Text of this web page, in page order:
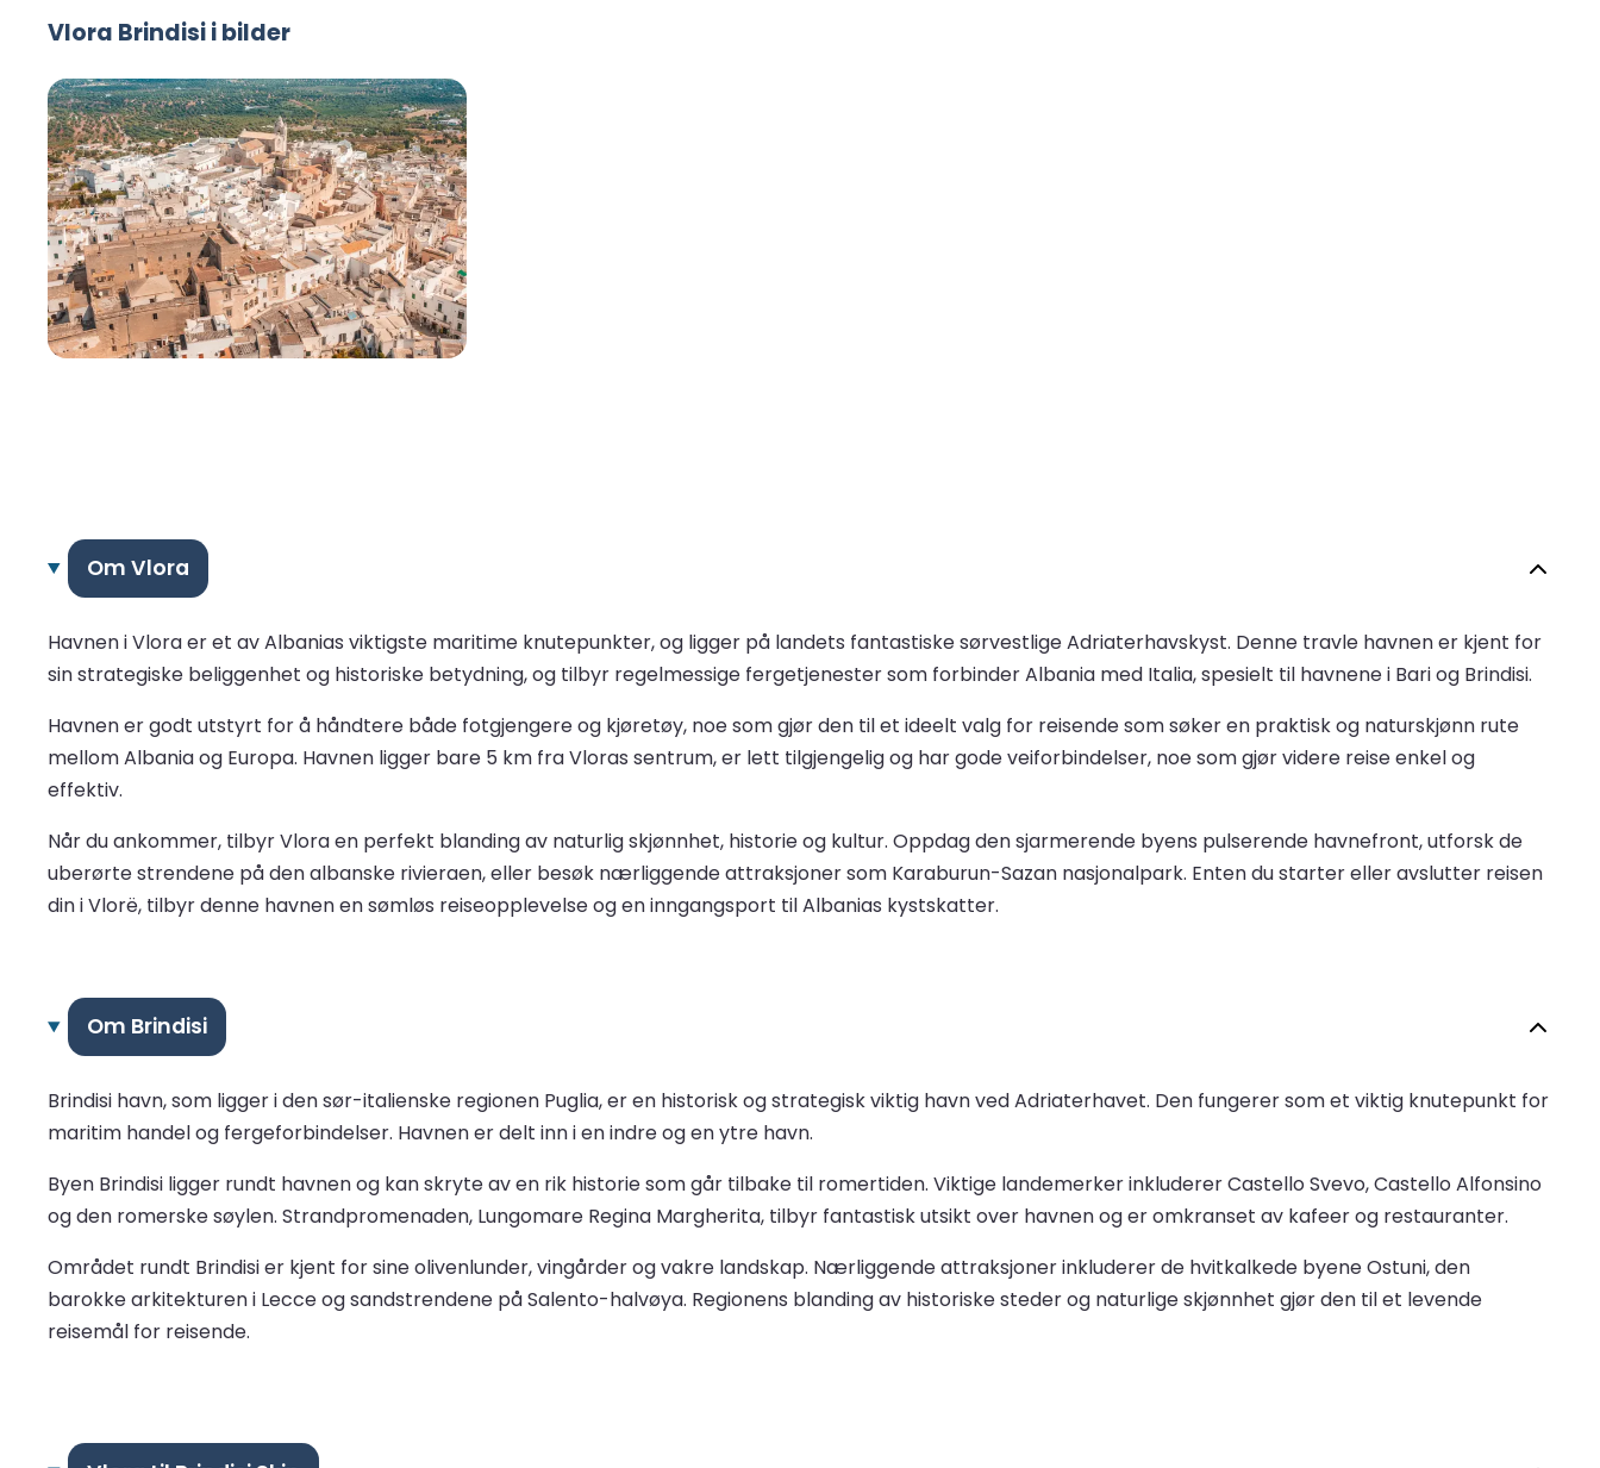
Vlora Brindisi i bilder
Om Vlora
Havnen i Vlora er et av Albanias viktigste maritime knutepunkter, og ligger på landets fantastiske sørvestlige Adriaterhavskyst. Denne travle havnen er kjent for
sin strategiske beliggenhet og historiske betydning, og tilbyr regelmessige fergetjenester som forbinder Albania med Italia, spesielt til havnene i Bari og Brindisi.
Havnen er godt utstyrt for å håndtere både fotgjengere og kjøretøy, noe som gjør den til et ideelt valg for reisende som søker en praktisk og naturskjønn rute
mellom Albania og Europa. Havnen ligger bare 5 km fra Vloras sentrum, er lett tilgjengelig og har gode veiforbindelser, noe som gjør videre reise enkel og
effektiv.
Når du ankommer, tilbyr Vlora en perfekt blanding av naturlig skjønnhet, historie og kultur. Oppdag den sjarmerende byens pulserende havnefront, utforsk de
uberørte strendene på den albanske rivieraen, eller besøk nærliggende attraksjoner som Karaburun-Sazan nasjonalpark. Enten du starter eller avslutter reisen
din i Vlorë, tilbyr denne havnen en sømløs reiseopplevelse og en inngangsport til Albanias kystskatter.
Om Brindisi
Brindisi havn, som ligger i den sør-italienske regionen Puglia, er en historisk og strategisk viktig havn ved Adriaterhavet. Den fungerer som et viktig knutepunkt for
maritim handel og fergeforbindelser. Havnen er delt inn i en indre og en ytre havn.
Byen Brindisi ligger rundt havnen og kan skryte av en rik historie som går tilbake til romertiden. Viktige landemerker inkluderer Castello Svevo, Castello Alfonsino
og den romerske søylen. Strandpromenaden, Lungomare Regina Margherita, tilbyr fantastisk utsikt over havnen og er omkranset av kafeer og restauranter.
Området rundt Brindisi er kjent for sine olivenlunder, vingårder og vakre landskap. Nærliggende attraksjoner inkluderer de hvitkalkede byene Ostuni, den
barokke arkitekturen i Lecce og sandstrendene på Salento-halvøya. Regionens blanding av historiske steder og naturlige skjønnhet gjør den til et levende
reisemål for reisende.